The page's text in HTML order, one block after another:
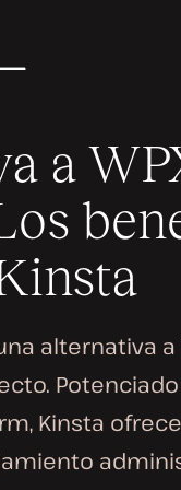
a
alternativa a
Kinsta